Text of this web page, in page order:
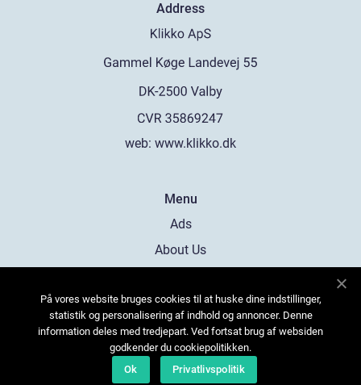
Address
web: www.klikko.dk
Menu
Ads
About Us
Contact
Sitemap
På vores website bruges cookies til at huske dine indstillinger,
statistik og personalisering af indhold og annoncer. Denne
information deles med tredjepart. Ved fortsat brug af websiden
godkender du cookiepolitikken.
Ok
Privatlivspolitik